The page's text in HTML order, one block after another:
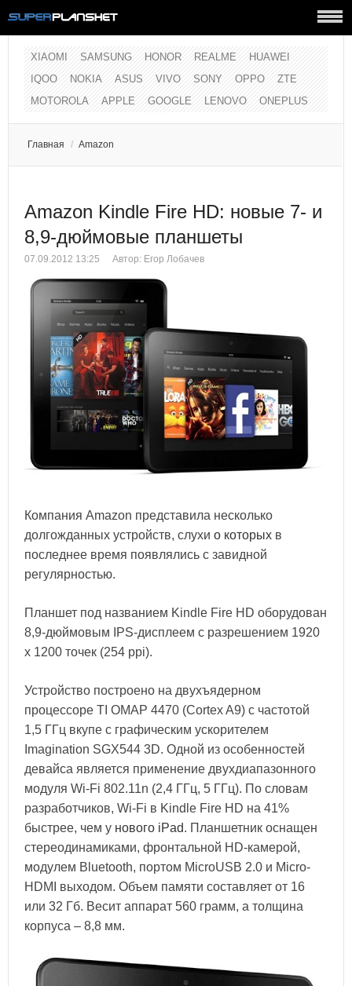
XIAOMI SAMSUNG HONOR REALME
HUAWEI
IQOO
NOKIA ASUS VIVO SONY OPPO
ZTE
MOTOROLA
APPLE GOOGLE LENOVO ONEPLUS
Главная / Amazon
Amazon Kindle Fire HD: новые 7- и
8,9-дюймовые планшеты
07.09.2012 13:25 Автор: Егор Лобачев
Компания Amazon представила несколько
долгожданных устройств, слухи о которых в
последнее время появлялись с завидной
регулярностью.
Планшет под названием Kindle Fire HD оборудован
8,9-дюймовым IPS-дисплеем с разрешением 1920
x 1200 точек (254 ppi).
Устройство построено на двухъядерном
процессоре TI OMAP 4470 (Cortex A9) с частотой
1,5 ГГц вкупе с графическим ускорителем
Imagination SGX544 3D. Одной из особенностей
девайса является применение двухдиапазонного
модуля Wi-Fi 802.11n (2,4 ГГц, 5 ГГц). По словам
разработчиков, Wi-Fi в Kindle Fire HD на 41%
быстрее, чем у нового iPad. Планшетник оснащен
стереодинамиками, фронтальной HD-камерой,
модулем Bluetooth, портом MicroUSB 2.0 и Micro-
HDMI выходом. Объем памяти составляет от 16
или 32 Гб. Весит аппарат 560 грамм, а толщина
корпуса – 8,8 мм.